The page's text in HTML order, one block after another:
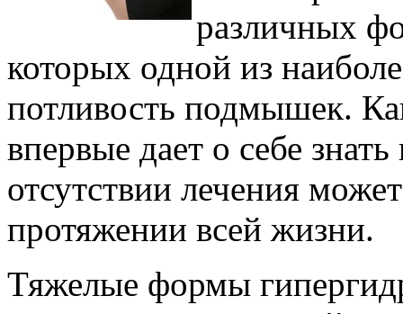
различных
которых одной из
потливость подмышек.
впервые дает о себе
отсутствии лечения
протяжении всей жизни.
Тяжелые формы